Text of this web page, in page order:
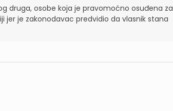
druga, osobe koja je pravomoćno osuđena za
jer je zakonodavac predvidio da vlasnik stana